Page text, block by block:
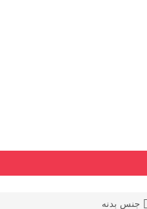
جنس بدنه